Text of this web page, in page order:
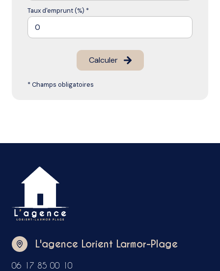
Taux d'emprunt (%) *
Calculer
* Champs obligatoires
L'agence Lorient Larmor-Plage
06 17 85 00 10